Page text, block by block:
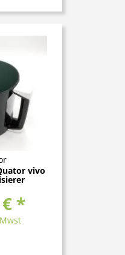
vivo
*